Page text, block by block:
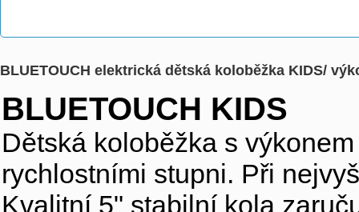
BLUETOUCH elektrická dětská koloběžka KIDS/
BLUETOUCH KIDS
Dětská koloběžka s
rychlostními stupni. Při
Kvalitní 5" stabilní kola